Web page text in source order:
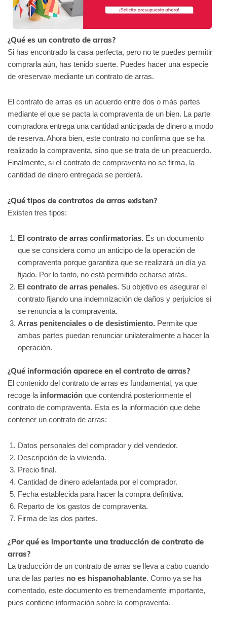
¿Qué es un contrato de arras?
Si has encontrado la casa perfecta, pero no te puedes permitir
comprarla aún, has tenido suerte. Puedes hacer una especie
de «reserva» mediante un contrato de arras.
El contrato de arras es un acuerdo entre dos o más partes
mediante el que se pacta la compraventa de un bien. La parte
compradora entrega una cantidad anticipada de dinero a modo
de reserva. Ahora bien, este contrato no confirma que se ha
realizado la compraventa, sino que se trata de un preacuerdo.
Finalmente, si el contrato de compraventa no se firma, la
cantidad de dinero entregada se perderá.
¿Qué tipos de contratos de arras existen?
Existen tres tipos:
El contrato de arras confirmatorias. Es un documento
que se considera como un anticipo de la operación de
compraventa porque garantiza que se realizará un día ya
fijado. Por lo tanto, no está permitido echarse atrás.
El contrato de arras penales. Su objetivo es asegurar el
contrato fijando una indemnización de daños y perjuicios si
se renuncia a la compraventa.
Arras penitenciales o de desistimiento. Permite que
ambas partes puedan renunciar unilateralmente a hacer la
operación.
¿Qué información aparece en el contrato de arras?
El contenido del contrato de arras es fundamental, ya que
recoge la información que contendrá posteriormente el
contrato de compraventa. Esta es la información que debe
contener un contrato de arras:
Datos personales del comprador y del vendedor.
Descripción de la vivienda.
Precio final.
Cantidad de dinero adelantada por el comprador.
Fecha establecida para hacer la compra definitiva.
Reparto de los gastos de compraventa.
Firma de las dos partes.
¿Por qué es importante una traducción de contrato de
arras?
La traducción de un contrato de arras se lleva a cabo cuando
una de las partes no es hispanohablante. Como ya se ha
comentado, este documento es tremendamente importante,
pues contiene información sobre la compraventa.